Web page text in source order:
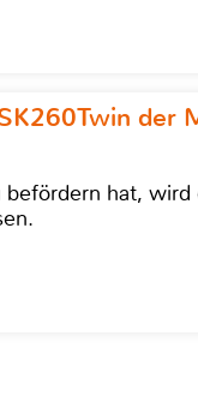
der
hat,